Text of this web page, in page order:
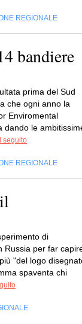
REGIONALE
bandiere
prima del Sud
che ogni anno la
Enviromental
dando le
seguito
REGIONALE
di
Russia per far
"del logo
spaventa chi